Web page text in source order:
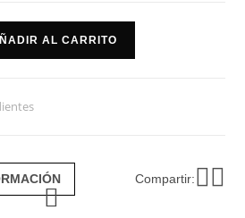
AL CARRITO
Compartir: